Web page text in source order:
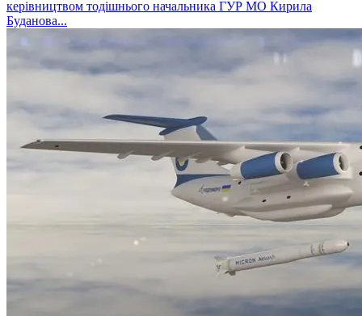
керівництвом тодішнього начальника ГУР МО Кирила
Буданова...